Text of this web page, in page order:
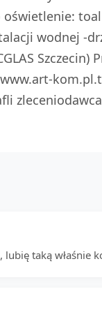
wodnej -
lubię taką właśnie